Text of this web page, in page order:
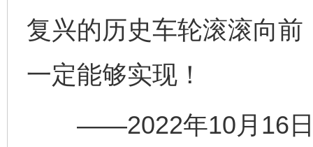
复兴的历史车轮滚滚向
一定能够实现！
——2022年10月16日